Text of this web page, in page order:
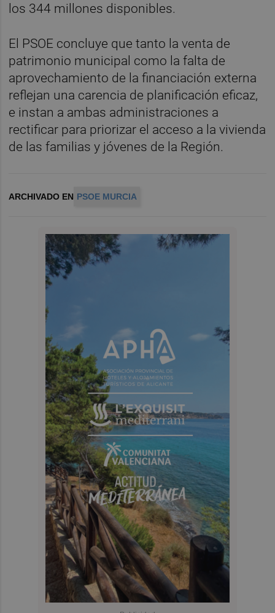
los 344 millones disponibles.
El PSOE concluye que tanto la venta de
patrimonio municipal como la falta de
aprovechamiento de la financiación externa
reflejan una carencia de planificación eficaz,
e instan a ambas administraciones a
rectificar para priorizar el acceso a la vivienda
de las familias y jóvenes de la Región.
ARCHIVADO EN PSOE MURCIA